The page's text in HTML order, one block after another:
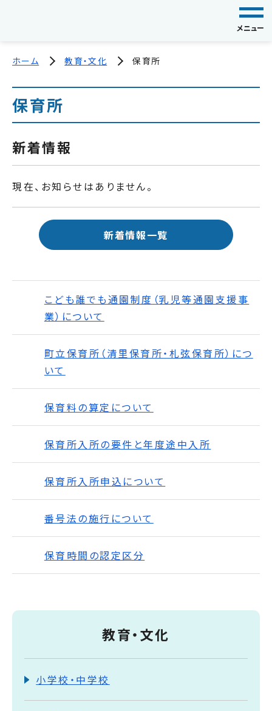
メニュー
ホーム 教育・文化 保育所
保育所
新着情報
現在、お知らせはありません。
新着情報一覧
こども誰でも通園制度（乳児等通園支援事
業）について
町立保育所（清里保育所・札弦保育所）につ
いて
保育料の算定について
保育所入所の要件と年度途中入所
保育所入所申込について
番号法の施行について
保育時間の認定区分
教育・文化
小学校・中学校